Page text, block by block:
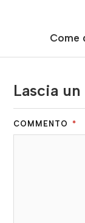
Come
Lascia
COMMENTO *